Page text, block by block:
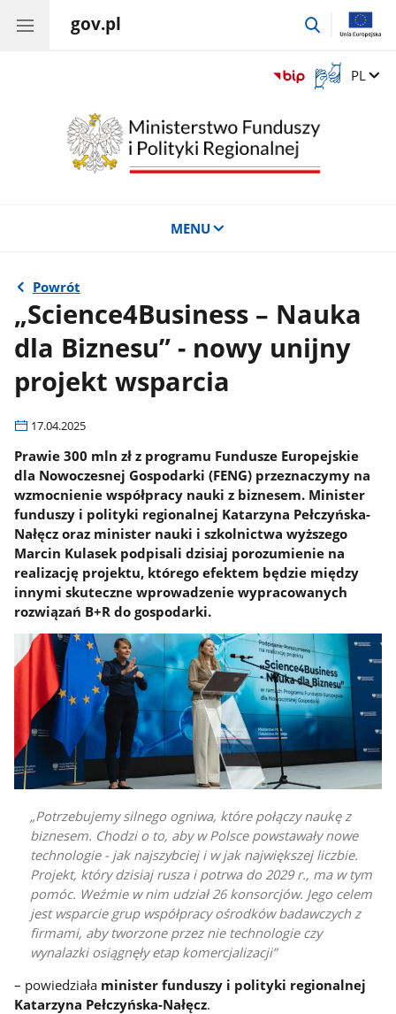
gov.pl
przejdź
Otwórz
okno
tłumaczem
migowego
Zmień
PL
MENU
Powrót
„Science4Business – Nauka
dla Biznesu” - nowy unijny
projekt wsparcia
17.04.2025
Prawie 300 mln zł z programu Fundusze Europejskie
dla Nowoczesnej Gospodarki (FENG) przeznaczymy na
wzmocnienie współpracy nauki z biznesem. Minister
funduszy i polityki regionalnej Katarzyna Pełczyńska-
Nałęcz oraz minister nauki i szkolnictwa wyższego
Marcin Kulasek podpisali dzisiaj porozumienie na
realizację projektu, którego efektem będzie między
innymi skuteczne wprowadzenie wypracowanych
rozwiązań B+R do gospodarki.
Potrzebujemy silnego ogniwa, które połączy naukę z
biznesem. Chodzi o to, aby w Polsce powstawały nowe
technologie - jak najszybciej i w jak największej liczbie.
Projekt, który dzisiaj rusza i potrwa do 2029 r., ma w tym
pomóc. Weźmie w nim udział 26 konsorcjów. Jego celem
jest wsparcie grup współpracy ośrodków badawczych z
firmami, aby tworzone przez nie technologie czy
wynalazki osiągnęły etap komercjalizacji
– powiedziała minister funduszy i polityki regionalnej
Katarzyna Pełczyńska-Nałęcz.